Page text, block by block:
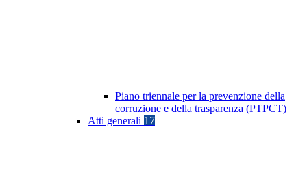
Piano triennale per la prevenzione della
corruzione e della trasparenza (PTPCT)
Atti generali 17